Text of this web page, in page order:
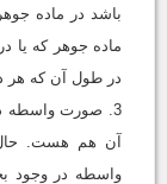
باشد در ماده
ماده جوهر که
در طول آن که
3. صورت واسطه
آن هم هست.
واسطه در وجود